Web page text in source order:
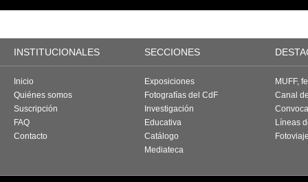
INSTITUCIONALES SECCIONES
Inicio
Quiénes somos
Suscripción
FAQ
Contacto
Exposiciones
Fotografías del CdF
Investigación
Educativa
Catálogo
Mediateca
MUFF,
Canal
Líneas